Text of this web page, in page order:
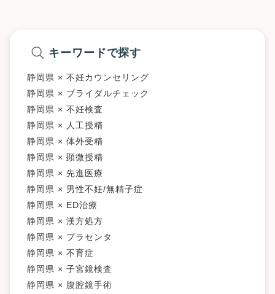
キーワードで探す
静岡県 × 不妊カウンセリング
静岡県 × ブライダルチェック
静岡県 × 不妊検査
静岡県 × 人工授精
静岡県 × 体外受精
静岡県 × 顕微授精
静岡県 × 先進医療
静岡県 × 男性不妊/無精子症
静岡県 × ED治療
静岡県 × 漢方処方
静岡県 × プラセンタ
静岡県 × 不育症
静岡県 × 子宮鏡検査
静岡県 × 腹腔鏡手術